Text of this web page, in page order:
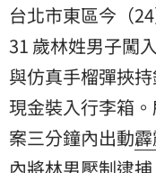
台北市東區今（
31 歲林姓男子闖
與仿真手榴彈挾
現金裝入行李箱
案三分鐘內出動